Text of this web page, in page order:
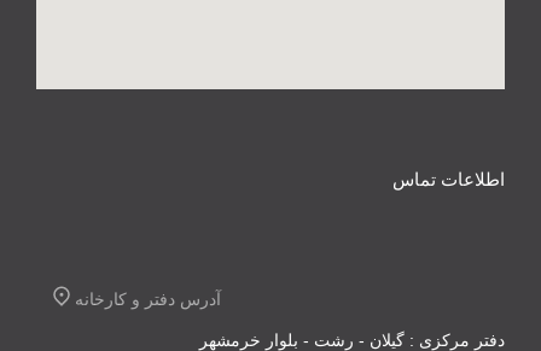
اطلاعات تماس
آدرس دفتر و کارخانه
دفتر مرکزی : گیلان - رشت - بلوار خرمشهر